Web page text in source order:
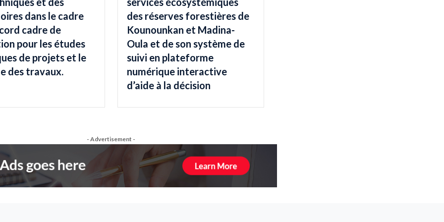
dans le cadre
cadre de
pour les études
de projets et le
des travaux.
des réserves forestières de
Kounounkan et Madina-
Oula et de son système de
suivi en plateforme
numérique interactive
d’aide à la décision
- Advertisement -